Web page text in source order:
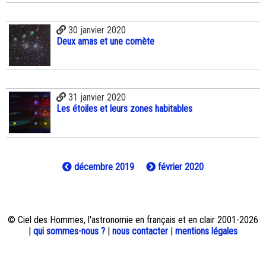
30 janvier 2020
Deux amas et une comète
31 janvier 2020
Les étoiles et leurs zones habitables
décembre 2019 février 2020
© Ciel des Hommes, l'astronomie en français et en clair 2001-2026
| qui sommes-nous ? | nous contacter | mentions légales